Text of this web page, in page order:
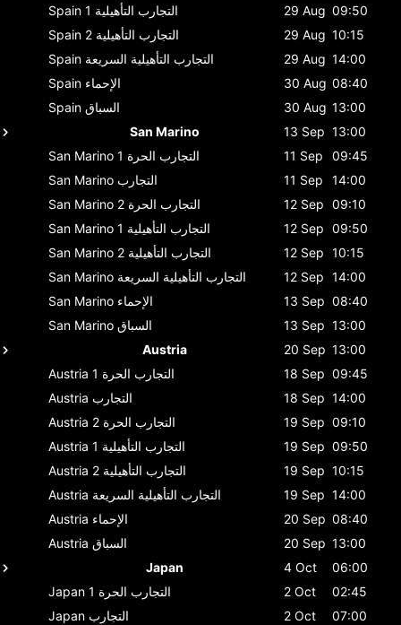
Spain
التجارب التأهيلية 1 29 Aug 09:50
Spain
التجارب التأهيلية 2 29 Aug 10:15
Spain التجارب التأهيلية السريعة 29 Aug 14:00
Spain الإحماء 30 Aug 08:40
Spain السباق 30 Aug 13:00
San Marino
13 Sep 13:00
San Marino
التجارب الحرة 1 11 Sep
09:45
San Marino التجارب 11 Sep
14:00
San Marino
التجارب الحرة 2 12 Sep 09:10
San Marino
التجارب التأهيلية 1 12 Sep 09:50
San Marino
التجارب التأهيلية 2 12 Sep 10:15
San Marino التجارب التأهيلية السريعة 12 Sep 14:00
San Marino الإحماء 13 Sep 08:40
San Marino السباق 13 Sep 13:00
Austria
20 Sep 13:00
Austria
التجارب الحرة 1 18 Sep 09:45
Austria التجارب 18 Sep 14:00
Austria
التجارب الحرة 2 19 Sep 09:10
Austria
التجارب التأهيلية 1 19 Sep 09:50
Austria
التجارب التأهيلية 2 19 Sep 10:15
Austria التجارب التأهيلية السريعة 19 Sep 14:00
Austria الإحماء 20 Sep 08:40
Austria السباق 20 Sep 13:00
Japan
4 Oct
06:00
Japan
التجارب الحرة 1 2 Oct
02:45
Japan التجارب 2 Oct
07:00